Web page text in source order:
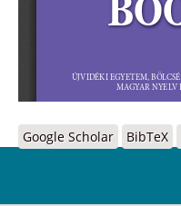
Google Scholar BibTeX